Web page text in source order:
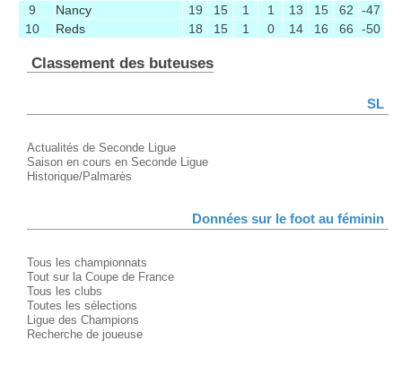
9
Nancy 19 15 1 1 13 15 62
-47
10
Reds 18 15 1 0 14 16 66 -50
Classement des buteuses
SL
Actualités de Seconde Ligue
Saison en cours en Seconde Ligue
Historique/Palmarès
Données sur le foot au féminin
Tous les championnats
Tout sur la Coupe de France
Tous les clubs
Toutes les sélections
Ligue des Champions
Recherche de joueuse